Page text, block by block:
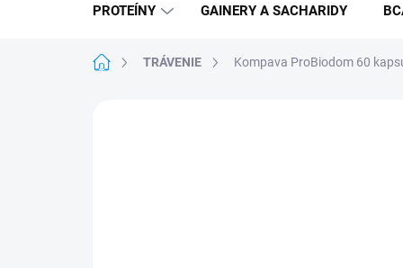
PROTEÍNY GAINERY A SACHARIDY
DomovTRÁVENIE Kompava ProBiodom 60